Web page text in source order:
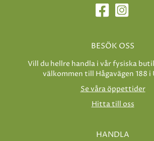
BESÖK OSS
Vill du hellre handla i vår fysiska
välkommen till Hågavägen 188 i
Se våra öppettider
Hitta till oss
HANDLA